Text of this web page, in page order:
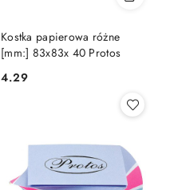
Kostka papierowa różne
[mm:] 83x83x 40 Protos
Cena:
4.29